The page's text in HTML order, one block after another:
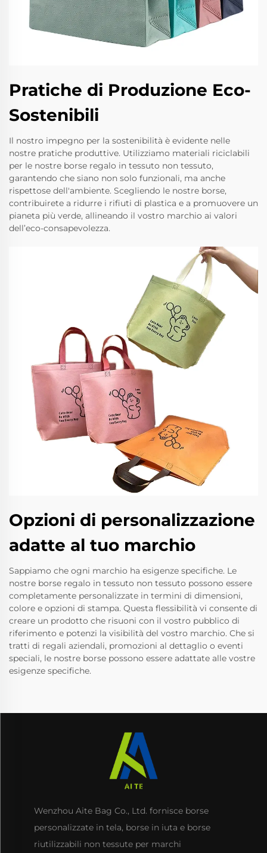
Pratiche di Produzione Eco-
Sostenibili
Il nostro impegno per la sostenibilità è evidente nelle
nostre pratiche produttive. Utilizziamo materiali riciclabili
per le nostre borse regalo in tessuto non tessuto,
garantendo che siano non solo funzionali, ma anche
rispettose dell'ambiente. Scegliendo le nostre borse,
contribuirete a ridurre i rifiuti di plastica e a promuovere un
pianeta più verde, allineando il vostro marchio ai valori
dell’eco-consapevolezza.
Opzioni di personalizzazione
adatte al tuo marchio
Sappiamo che ogni marchio ha esigenze specifiche. Le
nostre borse regalo in tessuto non tessuto possono essere
completamente personalizzate in termini di dimensioni,
colore e opzioni di stampa. Questa flessibilità vi consente di
creare un prodotto che risuoni con il vostro pubblico di
riferimento e potenzi la visibilità del vostro marchio. Che si
tratti di regali aziendali, promozioni al dettaglio o eventi
speciali, le nostre borse possono essere adattate alle vostre
esigenze specifiche.
Wenzhou Aite Bag Co., Ltd. fornisce borse
personalizzate in tela, borse in iuta e borse
riutilizzabili non tessute per marchi